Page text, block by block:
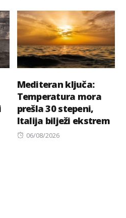
Mediteran ključa:
Temperatura mora
prešla 30 stepeni,
Italija bilježi ekstrem
Posted
06/08/2026